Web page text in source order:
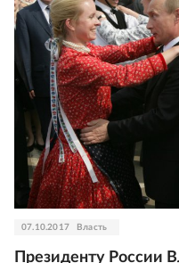
07.10.2017 Власть
Президенту России